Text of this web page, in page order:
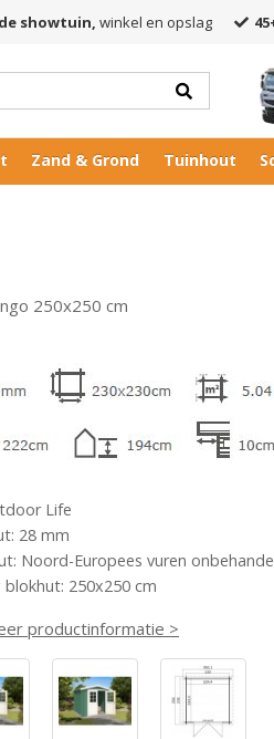
showtuin, winkel en opslag
Zand & Grond Tuinhout
250x250 cm
Life
28 mm
Noord-Europees vuren
250x250 cm
productinformatie >